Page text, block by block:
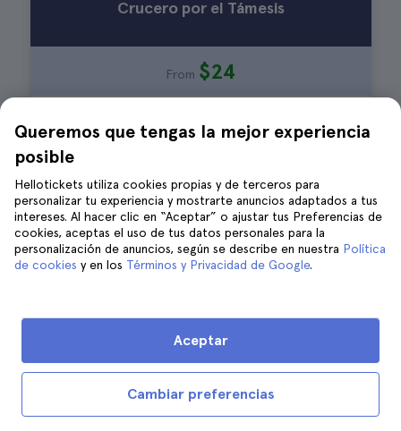
Crucero por el Támesis
From $24
Sin comida
Reserva ahora
Crucero por el Támesis al atardecer
Queremos que tengas la mejor experiencia
posible
Hellotickets utiliza cookies propias y de terceros para
personalizar tu experiencia y mostrarte anuncios adaptados a tus
intereses. Al hacer clic en “Aceptar” o ajustar tus Preferencias de
cookies, aceptas el uso de tus datos personales para la
personalización de anuncios, según se describe en nuestra Política
de cookies y en los Términos y Privacidad de Google.
Cambiar preferencias
Aceptar